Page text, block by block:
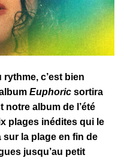
rythme, c’est bien
Euphoric sortira
notre album de l’été
plages inédites qui le
sur la plage en fin de
jusqu’au petit